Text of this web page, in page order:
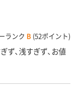
ランク B (52ポイント)
ず、浅すぎず、お値